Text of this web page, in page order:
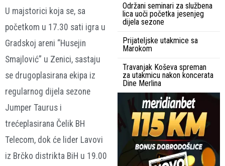
U majstorici koja se, sa
početkom u 17.30 sati igra u
Gradskoj areni “Husejin
Smajlović” u Zenici, sastaju
se drugoplasirana ekipa iz
regularnog dijela sezone
Jumper Taurus i
trećeplasirana Čelik BH
Telecom, dok će lider Lavovi
iz Brčko distrikta BiH u 19.00
Održani seminari za službena
lica uoči početka jesenjeg
dijela sezone
Prijateljske utakmice sa
Marokom
Travanjak Koševa spreman
za utakmicu nakon koncerata
Dine Merlina